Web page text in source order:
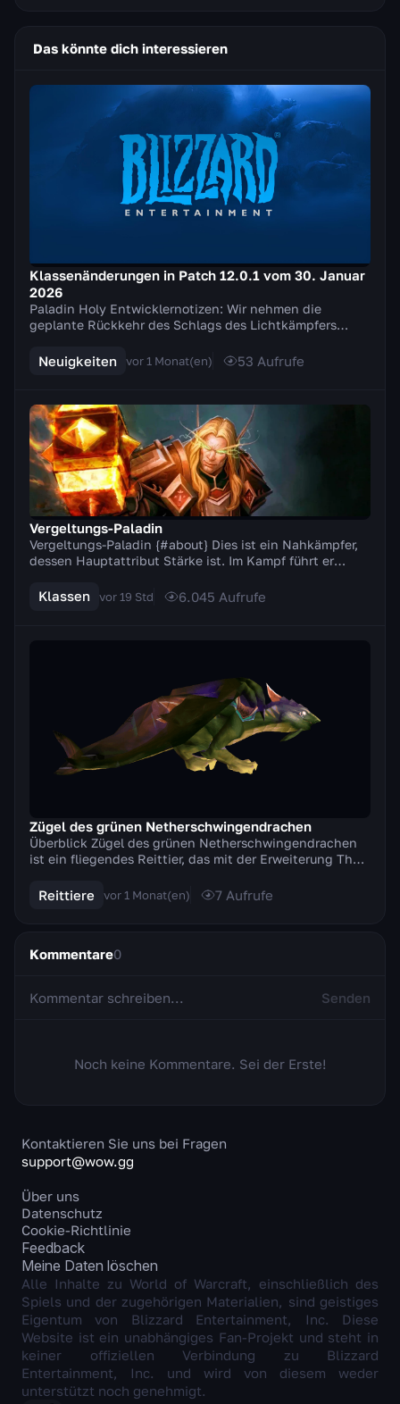
Das könnte dich interessieren
Klassenänderungen in Patch 12.0.1 vom 30. Januar
2026
Paladin Holy Entwicklernotizen: Wir nehmen die
geplante Rückkehr des Schlags des Lichtkämpfers
an de...
Neuigkeiten vor 1 Monat(en) 53 Aufrufe
Vergeltungs-Paladin
Vergeltungs-Paladin {#about} Dies ist ein Nahkämpfer,
dessen Hauptattribut Stärke ist. Im Kampf führt er
Klassen vor 19 Std 6.045 Aufrufe
Zügel des grünen Netherschwingendrachen
Überblick Zügel des grünen Netherschwingendrachen
ist ein fliegendes Reittier, das mit der Erweiterung The
Reittiere vor 1 Monat(en) 7 Aufrufe
Kommentare0
Senden
Noch keine Kommentare. Sei der Erste!
Kontaktieren Sie uns bei Fragen
support@wow.gg
Über uns
Datenschutz
Cookie-Richtlinie
Feedback
Meine Daten löschen
Alle Inhalte zu World of Warcraft, einschließlich des
Spiels und der zugehörigen Materialien, sind geistiges
Eigentum von Blizzard Entertainment, Inc. Diese
Website ist ein unabhängiges Fan-Projekt und steht in
keiner offiziellen Verbindung zu Blizzard
Entertainment, Inc. und wird von diesem weder
unterstützt noch genehmigt.